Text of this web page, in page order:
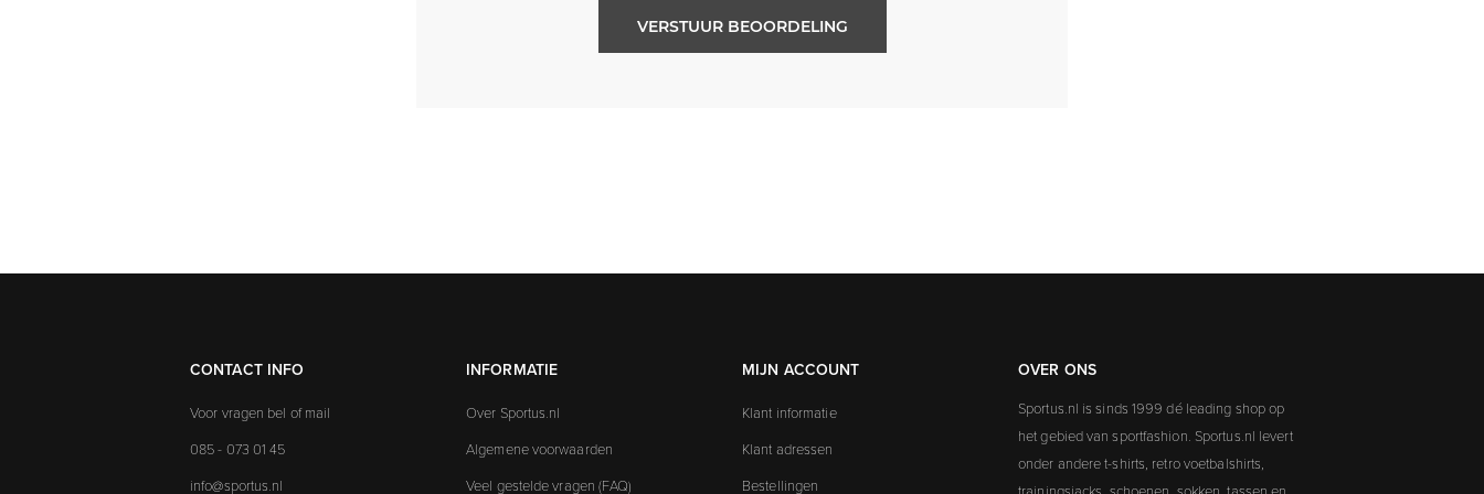
VERSTUUR BEOORDELING
CONTACT INFO
Voor vragen bel of mail
085 - 073 01 45
info@sportus.nl
INFORMATIE
Over Sportus.nl
Algemene voorwaarden
Veel gestelde vragen (FAQ)
MIJN ACCOUNT
Klant informatie
Klant adressen
Bestellingen
OVER ONS
Sportus.nl is sinds 1999 dé leading shop op
het gebied van sportfashion. Sportus.nl levert
onder andere t-shirts, retro voetbalshirts,